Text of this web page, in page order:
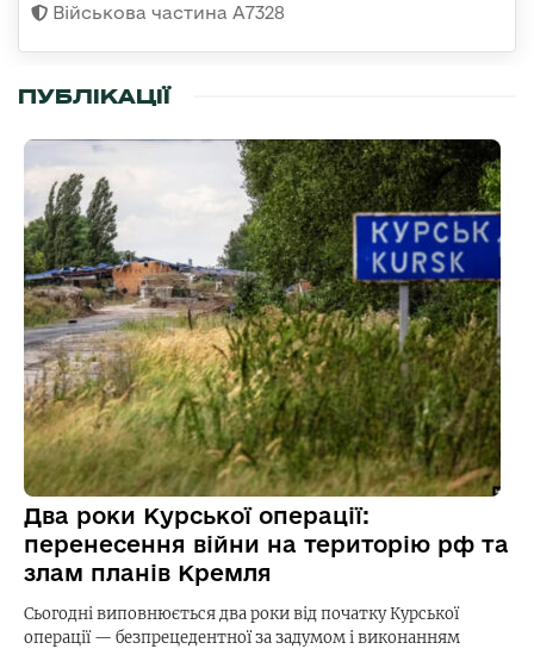
Військова частина А7328
ПУБЛІКАЦІЇ
Два роки Курської операції:
перенесення війни на територію рф та
злам планів Кремля
Сьогодні виповнюється два роки від початку Курської
операції — безпрецедентної за задумом і виконанням